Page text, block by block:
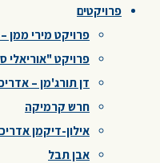
פרויקטים
פרויקט מירי ממן
פרויקט "אוריאלי
דן תורג'מן –
חרש קרמיקה
אילון-דיקמן
אבן תבל